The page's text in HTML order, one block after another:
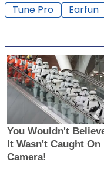
Tune Pro Earfun